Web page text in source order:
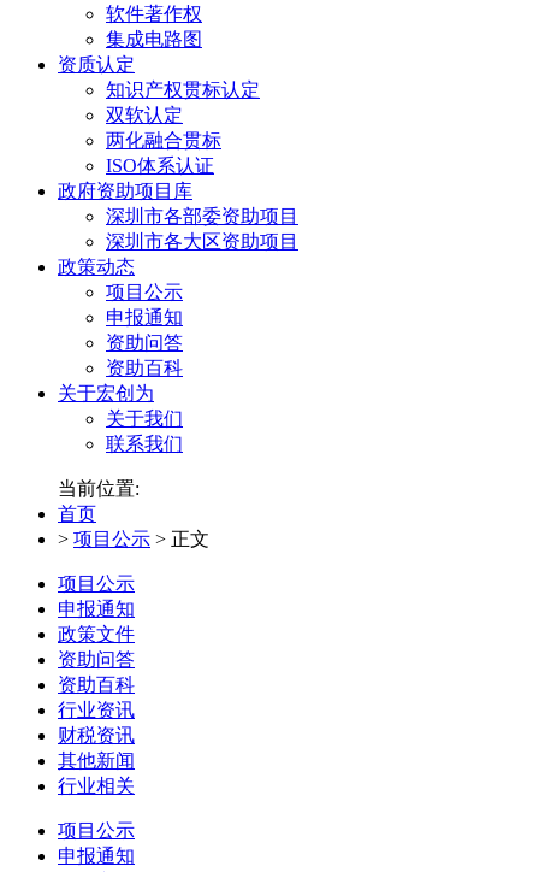
软件著作权
集成电路图
资质认定
知识产权贯标认定
双软认定
两化融合贯标
ISO体系认证
政府资助项目库
深圳市各部委资助项目
深圳市各大区资助项目
政策动态
项目公示
申报通知
资助问答
资助百科
关于宏创为
关于我们
联系我们
当前位置:
首页
> 项目公示 > 正文
项目公示
申报通知
政策文件
资助问答
资助百科
行业资讯
财税资讯
其他新闻
行业相关
项目公示
申报通知